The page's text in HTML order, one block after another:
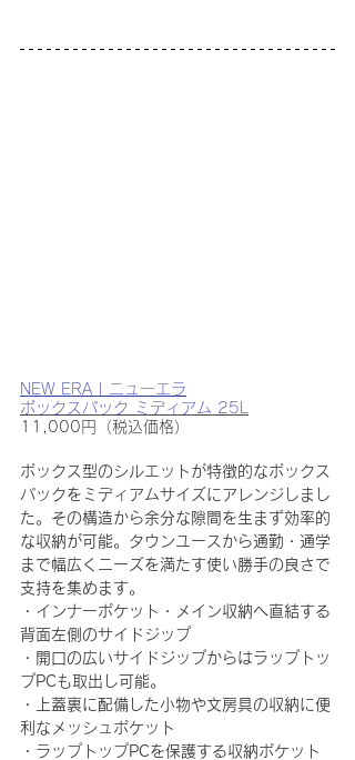
NEW ERA | ニューエラ
ボックスパック ミディアム 25L
11,000円（税込価格）
ボックス型のシルエットが特徴的なボックス
パックをミディアムサイズにアレンジしまし
た。その構造から余分な隙間を生まず効率的
な収納が可能。タウンユースから通勤・通学
まで幅広くニーズを満たす使い勝手の良さで
支持を集めます。
・インナーポケット・メイン収納へ直結する
背面左側のサイドジップ
・開口の広いサイドジップからはラップトッ
プPCも取出し可能。
・上蓋裏に配備した小物や文房具の収納に便
利なメッシュポケット
・ラップトップPCを保護する収納ポケット